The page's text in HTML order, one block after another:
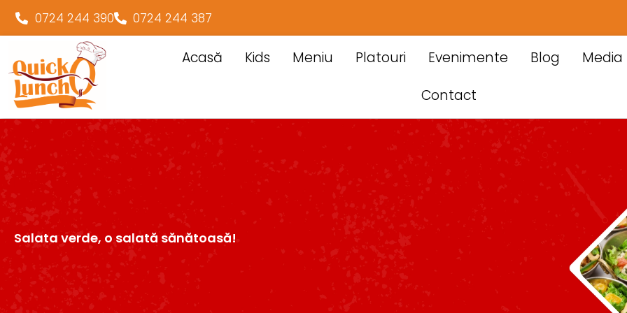
0724 244 390 0724 244 387
Acasă Kids Meniu Platouri Evenimente Blog Media
Contact
Salata verde, o salată sănătoasă!